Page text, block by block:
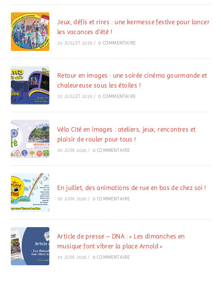
Jeux, défis et rires : une kermesse festive pour lancer
les vacances d’été !
24 JUILLET 2026 / 0 COMMENTAIRE
Retour en images : une soirée cinéma gourmande et
chaleureuse sous les étoiles !
10 JUILLET 2026 / 0 COMMENTAIRE
Vélo Cité en images : ateliers, jeux, rencontres et
plaisir de rouler pour tous !
30 JUIN 2026 / 0 COMMENTAIRE
En juillet, des animations de rue en bas de chez soi !
30 JUIN 2026 / 0 COMMENTAIRE
Article de presse – DNA : « Les dimanches en
musique font vibrer la place Arnold »
19 JUIN 2026 / 0 COMMENTAIRE